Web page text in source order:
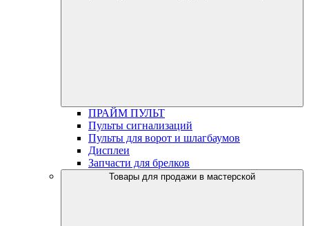
ПРАЙМ ПУЛЬТ
Пульты сигнализаций
Пульты для ворот и шлагбаумов
Дисплеи
Запчасти для брелков
Товары для продажи в мастерской